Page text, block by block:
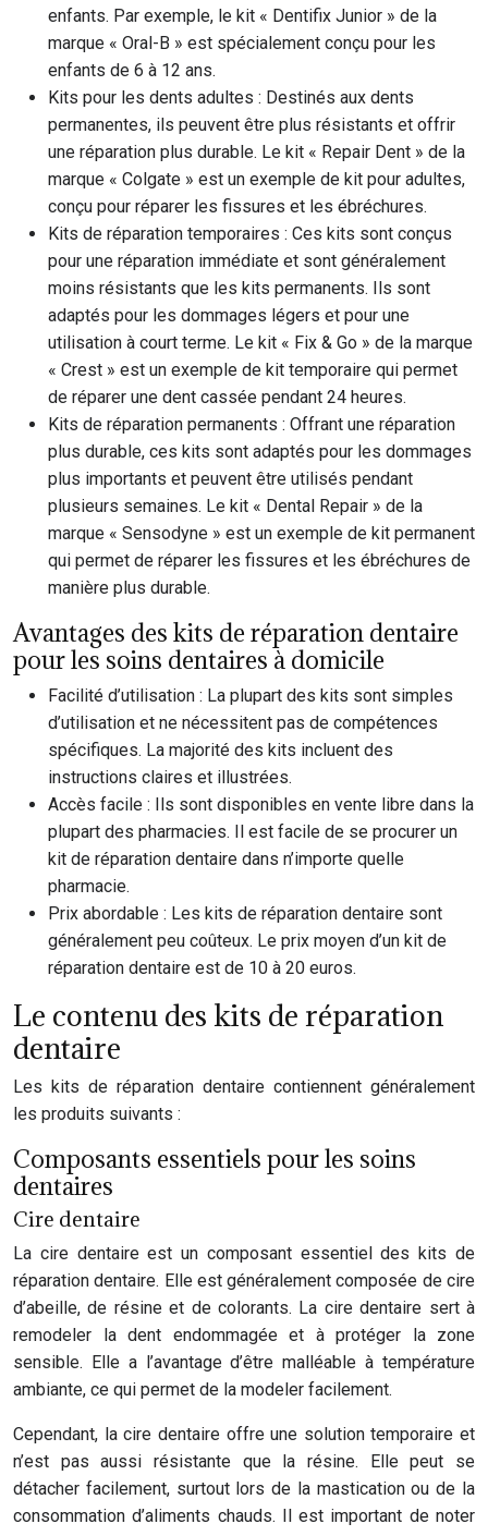
enfants. Par exemple, le kit « Dentifix Junior » de la
marque « Oral-B » est spécialement conçu pour les
enfants de 6 à 12 ans.
Kits pour les dents adultes : Destinés aux dents
permanentes, ils peuvent être plus résistants et offrir
une réparation plus durable. Le kit « Repair Dent » de la
marque « Colgate » est un exemple de kit pour adultes,
conçu pour réparer les fissures et les ébréchures.
Kits de réparation temporaires : Ces kits sont conçus
pour une réparation immédiate et sont généralement
moins résistants que les kits permanents. Ils sont
adaptés pour les dommages légers et pour une
utilisation à court terme. Le kit « Fix & Go » de la marque
« Crest » est un exemple de kit temporaire qui permet
de réparer une dent cassée pendant 24 heures.
Kits de réparation permanents : Offrant une réparation
plus durable, ces kits sont adaptés pour les dommages
plus importants et peuvent être utilisés pendant
plusieurs semaines. Le kit « Dental Repair » de la
marque « Sensodyne » est un exemple de kit permanent
qui permet de réparer les fissures et les ébréchures de
manière plus durable.
Avantages des kits de réparation dentaire
pour les soins dentaires à domicile
Facilité d’utilisation : La plupart des kits sont simples
d’utilisation et ne nécessitent pas de compétences
spécifiques. La majorité des kits incluent des
instructions claires et illustrées.
Accès facile : Ils sont disponibles en vente libre dans la
plupart des pharmacies. Il est facile de se procurer un
kit de réparation dentaire dans n’importe quelle
pharmacie.
Prix abordable : Les kits de réparation dentaire sont
généralement peu coûteux. Le prix moyen d’un kit de
réparation dentaire est de 10 à 20 euros.
Le contenu des kits de réparation
dentaire
Les kits de réparation dentaire contiennent généralement
les produits suivants :
Composants essentiels pour les soins
dentaires
Cire dentaire
La cire dentaire est un composant essentiel des kits de
réparation dentaire. Elle est généralement composée de cire
d’abeille, de résine et de colorants. La cire dentaire sert à
remodeler la dent endommagée et à protéger la zone
sensible. Elle a l’avantage d’être malléable à température
ambiante, ce qui permet de la modeler facilement.
Cependant, la cire dentaire offre une solution temporaire et
n’est pas aussi résistante que la résine. Elle peut se
détacher facilement, surtout lors de la mastication ou de la
consommation d’aliments chauds. Il est important de noter